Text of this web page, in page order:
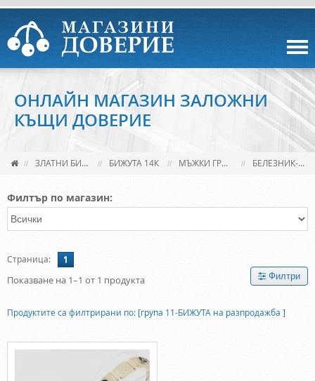
ОНЛАЙН МАГАЗИН ЗАЛОЖНИ
КЪЩИ ДОВЕРИЕ
ЗЛАТНИ БИЖУТА,МОНЕТИ,КЮЛЧЕТА И КОНСУМАТИВИ БИЖУТА 14К MЪЖКИ ГРИВНИ 14К БЕЛЕЗНИК-ПЛЪТЕН/ПОДВИЖЕН
Филтър по магазин:
Страница: 1
Показване на 1–1 от 1 продукта Филтри
Продуктите са филтрирани по: [група 11-БИЖУТА на разпродажба ]